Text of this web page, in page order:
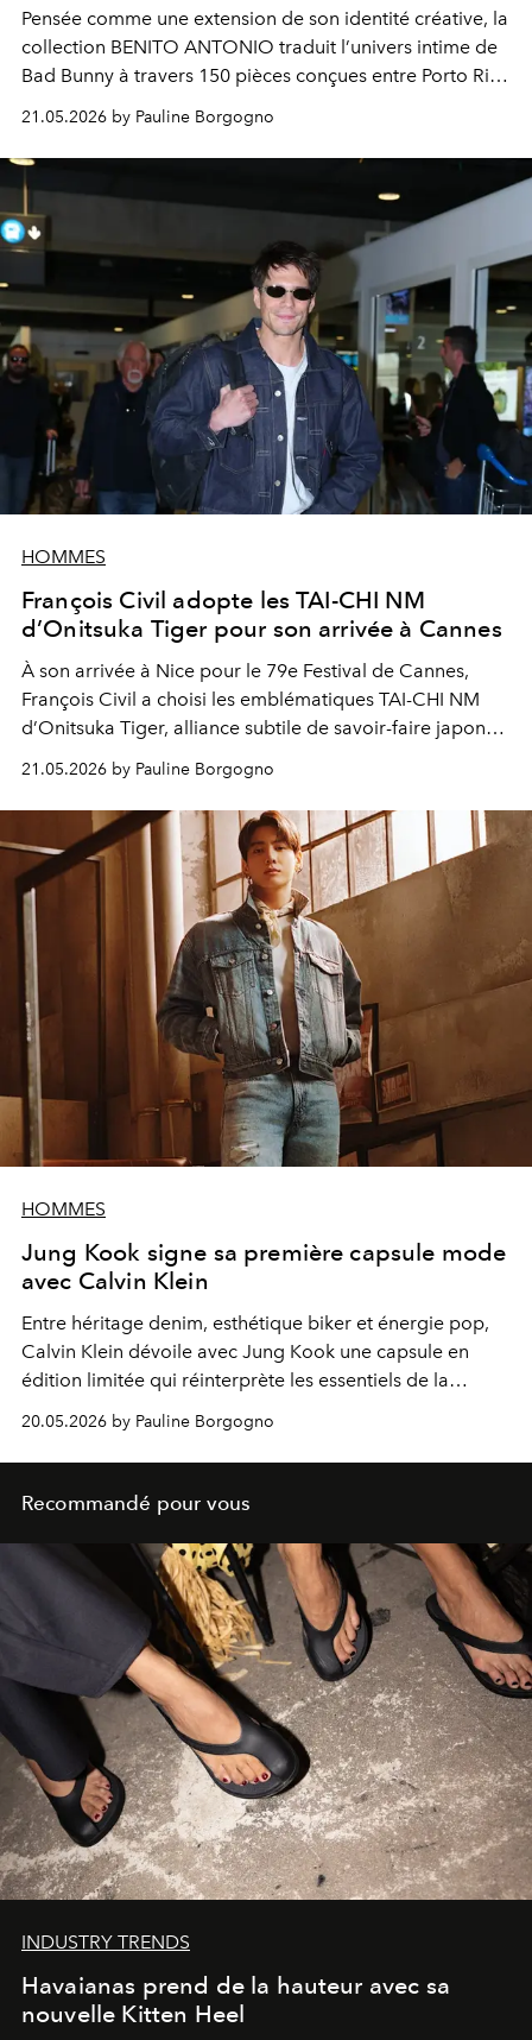
Pensée comme une extension de son identité créative, la
collection BENITO ANTONIO traduit l’univers intime de
Bad Bunny à travers 150 pièces conçues entre Porto Rico
21.05.2026 by Pauline Borgogno
HOMMES
François Civil adopte les TAI-CHI NM
d’Onitsuka Tiger pour son arrivée à Cannes
À son arrivée à Nice pour le 79e Festival de Cannes,
François Civil a choisi les emblématiques TAI-CHI NM
d’Onitsuka Tiger, alliance subtile de savoir-faire japonais
21.05.2026 by Pauline Borgogno
HOMMES
Jung Kook signe sa première capsule mode
avec Calvin Klein
Entre héritage denim, esthétique biker et énergie pop,
Calvin Klein dévoile avec Jung Kook une capsule en
édition limitée qui réinterprète les essentiels de la
20.05.2026 by Pauline Borgogno
Recommandé pour vous
INDUSTRY TRENDS
Havaianas prend de la hauteur avec sa
nouvelle Kitten Heel